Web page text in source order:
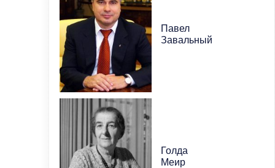
Павел
Завальный
Голда
Меир